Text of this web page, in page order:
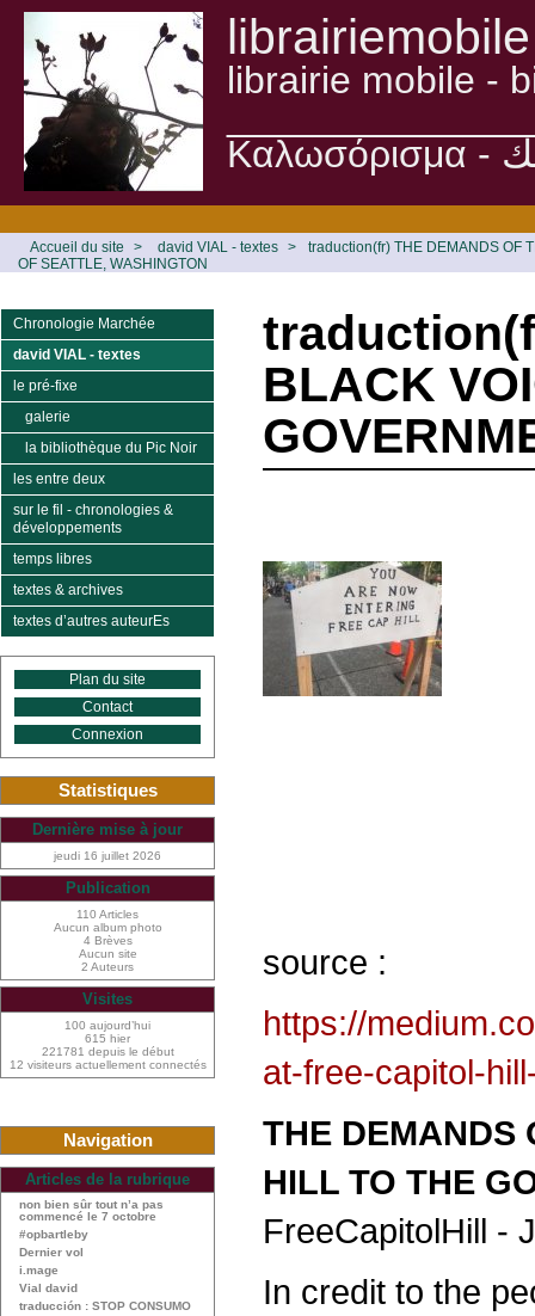
librairiemobile
librairie mobile -
Accueil du site > david VIAL - textes >
traduction(fr) THE DEMANDS OF
OF SEATTLE, WASHINGTON
BLACK
source :
https://
at-free-capitol-
THE DEMANDS
HILL TO THE
FreeCapitolHill -
In credit to the
Chronologie Marchée
david VIAL - textes
le pré-fixe
galerie
la bibliothèque du Pic Noir
les entre deux
sur le fil - chronologies &
développements
temps libres
textes & archives
textes d’autres auteurEs
Plan du site
Contact
Connexion
Statistiques
Dernière mise à jour
jeudi 16 juillet 2026
Publication
110 Articles
Aucun album photo
4 Brèves
Aucun site
2 Auteurs
Visites
100 aujourd’hui
615 hier
221781 depuis le début
12 visiteurs actuellement connectés
Navigation
Articles de la rubrique
non bien sûr tout n’a pas
commencé le 7 octobre
#opbartleby
Dernier vol
i.mage
Vial david
traducción : STOP CONSUMO